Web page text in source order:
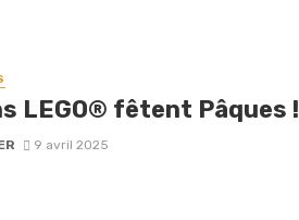
LEGO® fêtent Pâques !
9 avril 2025